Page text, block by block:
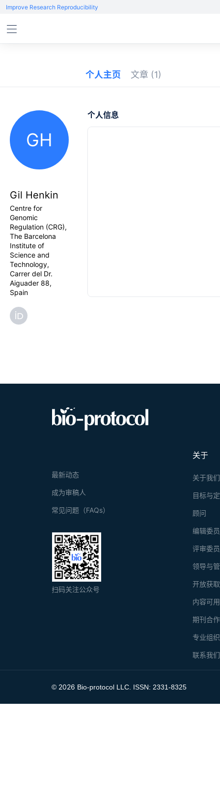
Improve Research Reproducibility
个人主页 文章 (1)
GH
Gil Henkin
Centre for
Genomic
Regulation (CRG),
The Barcelona
Institute of
Science and
Technology,
Carrer del Dr.
Aiguader 88,
Spain
个人信息
关于
关于我们
目标与
顾问
编辑委
评审委
领导与
开放获
内容可
期刊合
专业组
联系我们
最新动态
成为审稿人
常见问题（FAQs）
扫码关注公众号
© 2026 Bio-protocol LLC. ISSN: 2331-8325